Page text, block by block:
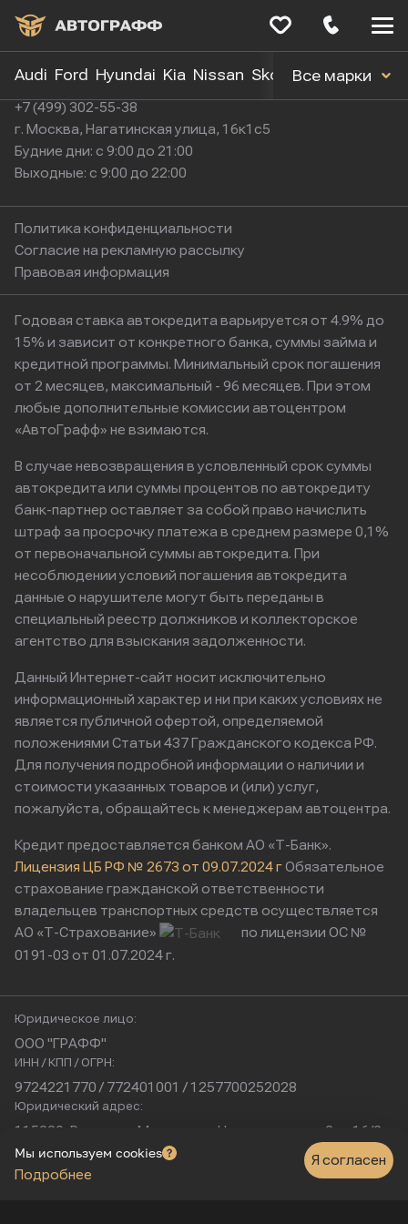
Audi Ford Hyundai Kia Nissan Skoda Toyota
Все марки
+7 (499) 302-55-38
г. Москва, Нагатинская улица, 16к1с5
Будние дни: с 9:00 до 21:00
Выходные: с 9:00 до 22:00
Политика конфиденциальности
Согласие на рекламную рассылку
Правовая информация
Годовая ставка автокредита варьируется от 4.9% до
15% и зависит от конкретного банка, суммы займа и
кредитной программы. Минимальный срок погашения
от 2 месяцев, максимальный - 96 месяцев. При этом
любые дополнительные комиссии автоцентром
«АвтоГрафф» не взимаются.
В случае невозвращения в условленный срок суммы
автокредита или суммы процентов по автокредиту
банк-партнер оставляет за собой право начислить
штраф за просрочку платежа в среднем размере 0,1%
от первоначальной суммы автокредита. При
несоблюдении условий погашения автокредита
данные о нарушителе могут быть переданы в
специальный реестр должников и коллекторское
агентство для взыскания задолженности.
Данный Интернет-сайт носит исключительно
информационный характер и ни при каких условиях не
является публичной офертой, определяемой
положениями Статьи 437 Гражданского кодекса РФ.
Для получения подробной информации о наличии и
стоимости указанных товаров и (или) услуг,
пожалуйста, обращайтесь к менеджерам автоцентра.
Кредит предоставляется банком АО «Т-Банк».
Лицензия ЦБ РФ № 2673 от 09.07.2024 гОбязательное
страхование гражданской ответственности
владельцев транспортных средств осуществляется
АО «Т-Страхование»
по лицензии ОС №
0191-03 от 01.07.2024 г.
Юридическое лицо:
ООО "ГРАФФ"
ИНН / КПП / ОГРН:
9724221770 / 772401001 / 1257700252028
Юридический адрес:
115230, Россия, г. Москва, ул. Нагатинская, д. 2, п. 16/2
Физический адрес:
г. Москва, Нагатинская улица, 16к1с5
Мы используем cookies
Подробнее
Я согласен